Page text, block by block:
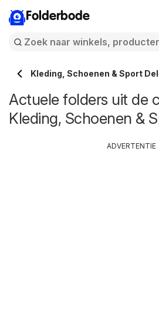
Folderbode
Kleding, Schoenen & Sport
Actuele folders uit de
Kleding, Schoenen &
ADVERTENTIE